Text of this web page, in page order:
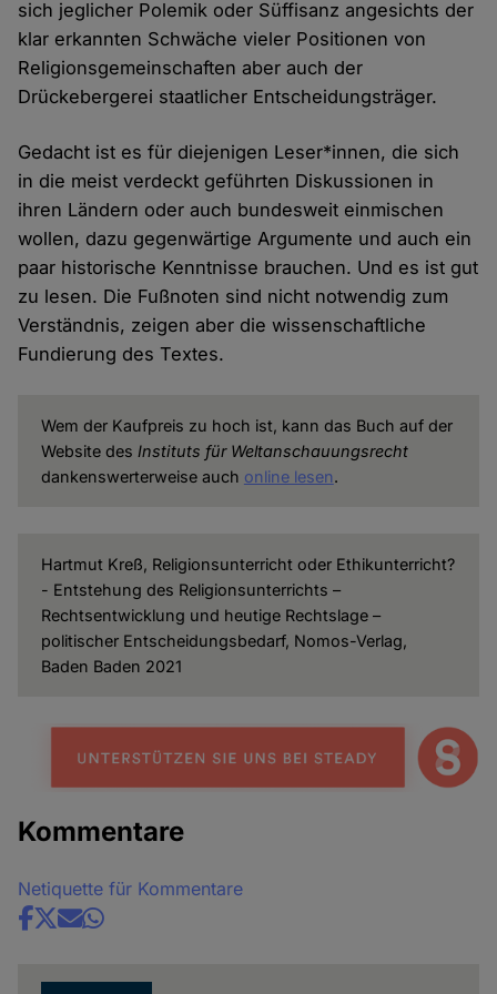
sich jeglicher Polemik oder Süffisanz angesichts der
klar erkannten Schwäche vieler Positionen von
Religionsgemeinschaften aber auch der
Drückebergerei staatlicher Entscheidungsträger.
Gedacht ist es für diejenigen Leser*innen, die sich
in die meist verdeckt geführten Diskussionen in
ihren Ländern oder auch bundesweit einmischen
wollen, dazu gegenwärtige Argumente und auch ein
paar historische Kenntnisse brauchen. Und es ist gut
zu lesen. Die Fußnoten sind nicht notwendig zum
Verständnis, zeigen aber die wissenschaftliche
Fundierung des Textes.
Wem der Kaufpreis zu hoch ist, kann das Buch auf der
Website des Instituts für Weltanschauungsrecht
dankenswerterweise auch online lesen.
Hartmut Kreß, Religionsunterricht oder Ethikunterricht?
- Entstehung des Religionsunterrichts –
Rechtsentwicklung und heutige Rechtslage –
politischer Entscheidungsbedarf, Nomos-Verlag,
Baden Baden 2021
Kommentare
Netiquette für Kommentare
Share